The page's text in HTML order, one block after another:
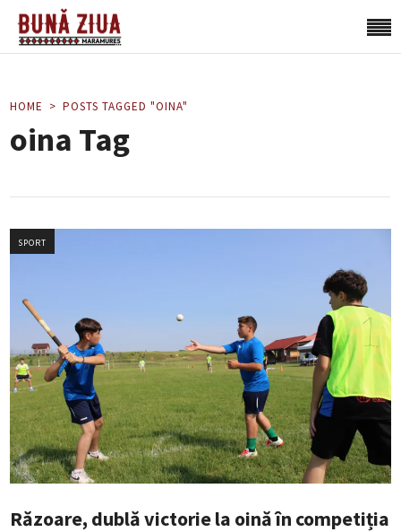
HOME POSTS TAGGED "OINA"
oina Tag
SPORT
Răzoare, dublă victorie la oină în competiția